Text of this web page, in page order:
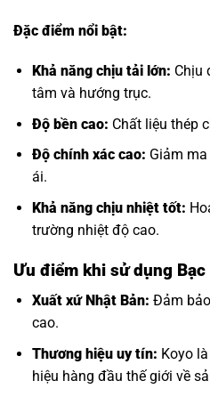
Đặc điểm nổi bật:
Khả năng chịu tải lớn: Chịu
tâm và hướng trục.
Độ bền cao: Chất liệu thép
Độ chính xác cao: Giảm
ái.
Khả năng chịu nhiệt tốt:
trường nhiệt độ cao.
Ưu điểm khi sử dụng
Xuất xứ Nhật Bản: Đảm
cao.
Thương hiệu uy tín: Koyo
hiệu hàng đầu thế giới về